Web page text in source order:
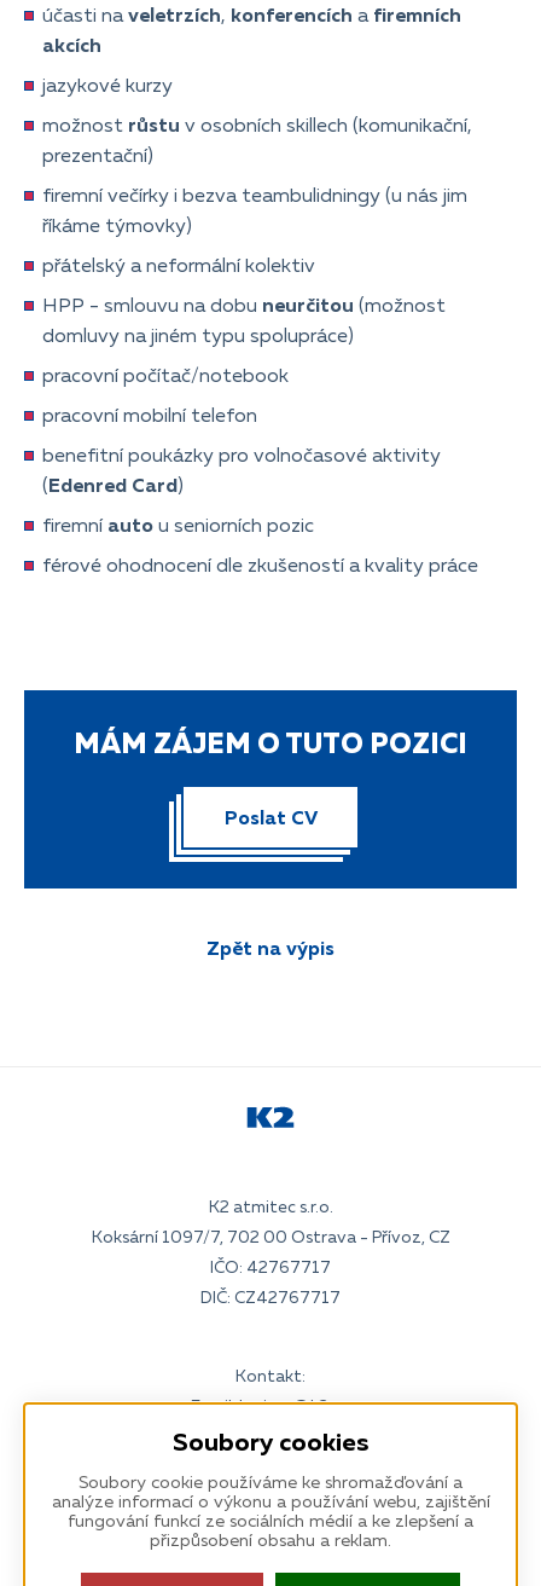
účasti na veletrzích, konferencích a firemních
akcích
jazykové kurzy
možnost růstu v osobních skillech (komunikační,
prezentační)
firemní večírky i bezva teambulidningy (u nás jim
říkáme týmovky)
přátelský a neformální kolektiv
HPP - smlouvu na dobu neurčitou (možnost
domluvy na jiném typu spolupráce)
pracovní počítač/notebook
pracovní mobilní telefon
benefitní poukázky pro volnočasové aktivity
(Edenred Card)
firemní auto u seniorních pozic
férové ohodnocení dle zkušeností a kvality práce
MÁM ZÁJEM O TUTO POZICI
Poslat CV
Zpět na výpis
K2 atmitec s.r.o.
Koksární 1097/7, 702 00 Ostrava - Přívoz, CZ
IČO: 42767717
DIČ: CZ42767717
Kontakt:
Email:kariera@k2.cz
Tel:595 135 111 (7:30–16:30)
Odběr k newsletteru: Zůstaňme ve spojení
Soubory cookies
Soubory cookie používáme ke shromažďování a
analýze informací o výkonu a používání webu, zajištění
fungování funkcí ze sociálních médií a ke zlepšení a
přizpůsobení obsahu a reklam.